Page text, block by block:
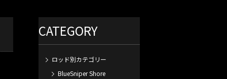
CATEGORY
ロッド別カテゴリー
BlueSniper Shore